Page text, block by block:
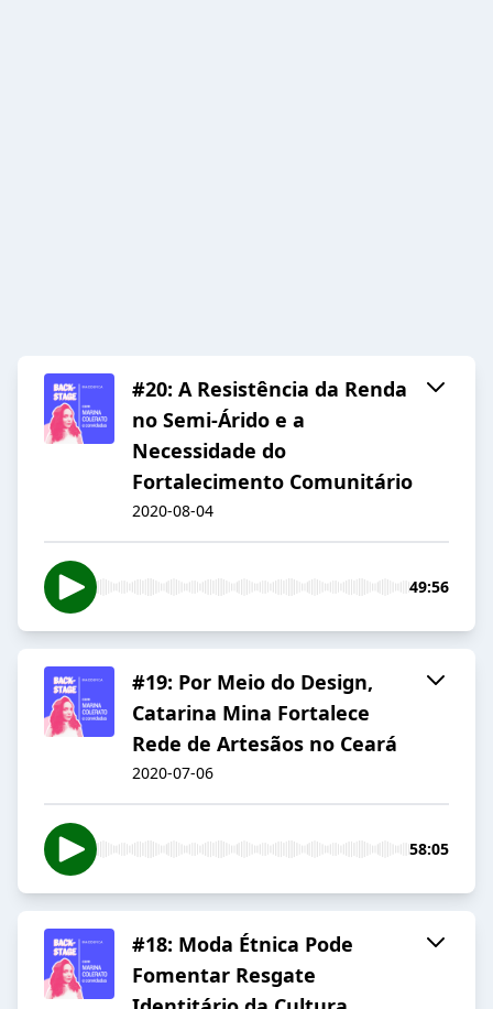
#20: A Resistência da Renda
no Semi-Árido e a
Necessidade do
Fortalecimento Comunitário
2020-08-04
49:56
#19: Por Meio do Design,
Catarina Mina Fortalece
Rede de Artesãos no Ceará
2020-07-06
58:05
#18: Moda Étnica Pode
Fomentar Resgate